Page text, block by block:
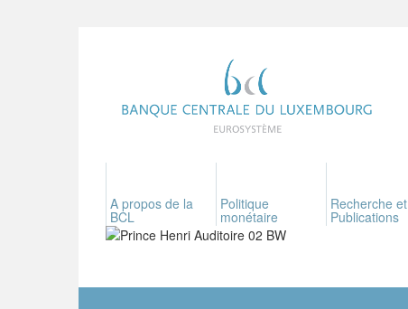
A propos de la
BCL
Politique
monétaire
Recherche et
Publications